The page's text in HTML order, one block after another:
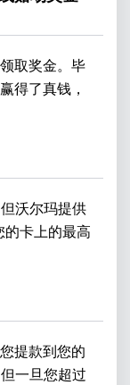
取奖金。毕
得了真钱，
沃尔玛提供
卡上的最高
提款到您的
一旦您超过